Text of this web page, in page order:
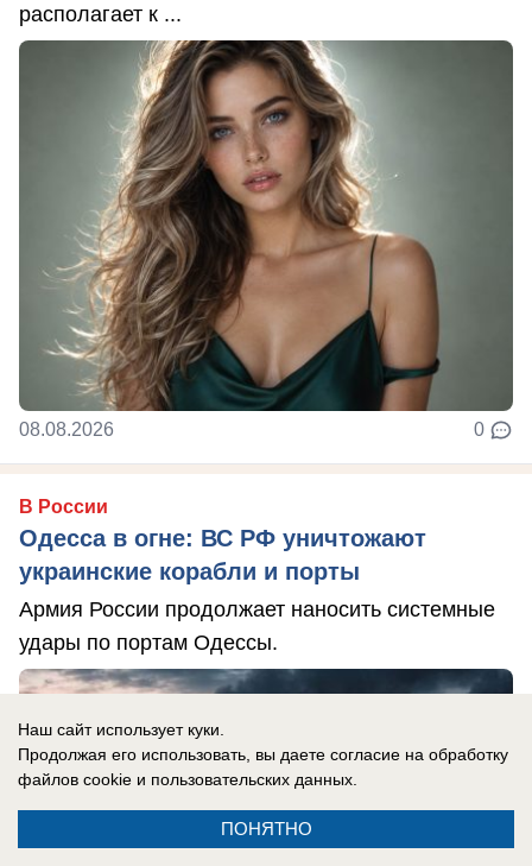
располагает к ...
08.08.2026 0
В России
Одесса в огне: ВС РФ уничтожают
украинские корабли и порты
Армия России продолжает наносить системные
удары по портам Одессы.
Наш сайт использует куки.
Продолжая его использовать, вы даете согласие на обработку
файлов cookie и пользовательских данных.
ПОНЯТНО